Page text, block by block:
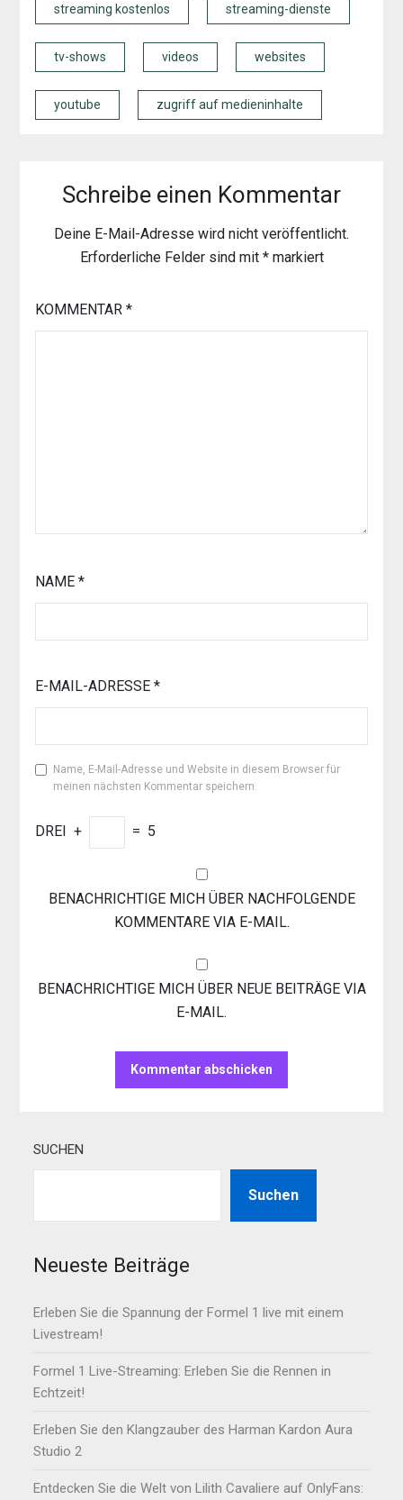
streaming kostenlos streaming-dienste
tv-shows videos websites
youtube zugriff auf medieninhalte
Schreibe einen Kommentar
Deine E-Mail-Adresse wird nicht veröffentlicht.
Erforderliche Felder sind mit *markiert
KOMMENTAR *
NAME *
E-MAIL-ADRESSE *
Name, E-Mail-Adresse und Website in diesem Browser für
meinen nächsten Kommentar speichern.
DREI + = 5
BENACHRICHTIGE MICH ÜBER NACHFOLGENDE
KOMMENTARE VIA E-MAIL.
BENACHRICHTIGE MICH ÜBER NEUE BEITRÄGE VIA
E-MAIL.
SUCHEN
Suchen
Neueste Beiträge
Erleben Sie die Spannung der Formel 1 live mit einem
Livestream!
Formel 1 Live-Streaming: Erleben Sie die Rennen in
Echtzeit!
Erleben Sie den Klangzauber des Harman Kardon Aura
Studio 2
Entdecken Sie die Welt von Lilith Cavaliere auf OnlyFans: